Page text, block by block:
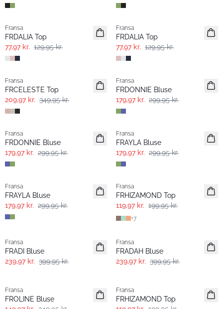
- 40%
Fransa
FRDALIA Top
77,97 kr. 129,95 kr.
- 40%
Fransa
FRDALIA Top
77,97 kr. 129,95 kr.
- 40%
Fransa
FRCELESTE Top
209,97 kr. 349,95 kr.
Extended size
- 40%
Fransa
FRDONNIE Bluse
179,97 kr. 299,95 kr.
Extended size
- 40%
Fransa
FRDONNIE Bluse
179,97 kr. 299,95 kr.
- 40%
Fransa
FRAYLA Bluse
179,97 kr. 299,95 kr.
- 40%
Fransa
FRAYLA Bluse
179,97 kr. 299,95 kr.
- 40%
Fransa
FRHIZAMOND Top
119,97 kr. 199,95 kr.
+7
Extended size
Fransa
FRADI Bluse
239,97 kr. 399,95 kr.
Fransa
FRADAH Bluse
239,97 kr. 399,95 kr.
Fransa
FROLINE Bluse
Fransa
FRHIZAMOND Top